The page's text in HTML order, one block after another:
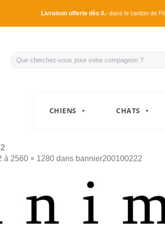
Livraison offerte dès 0.- dans le canton de
Recherche
pour :
CHIENS CHATS
à 2560 × 1280 dans bannier200100222